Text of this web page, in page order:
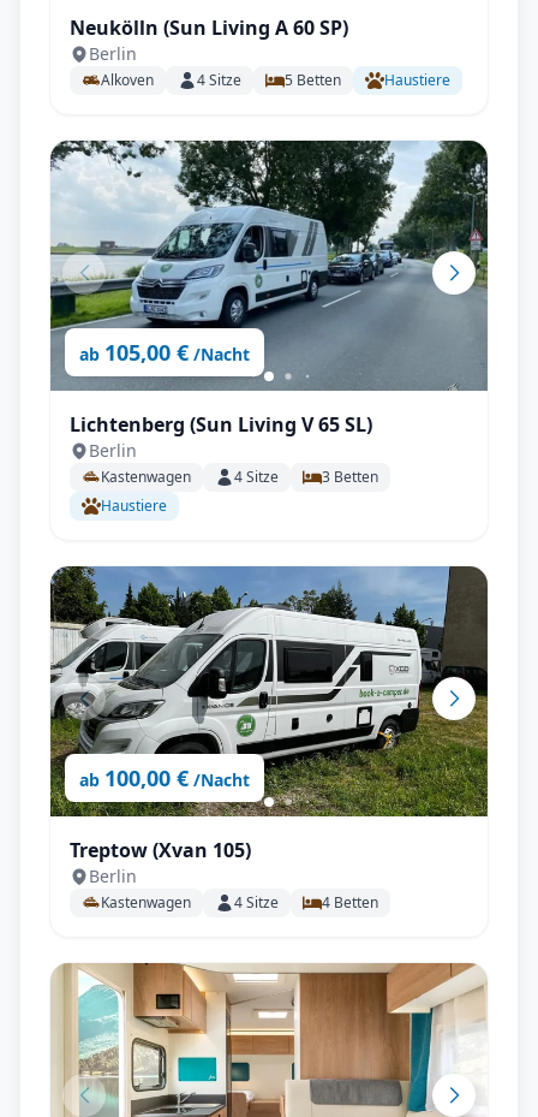
Neukölln (Sun Living A 60 SP)
Berlin
Alkoven 4Sitze 5 Betten Haustiere
ab 105,00 € /Nacht
Lichtenberg (Sun Living V 65 SL)
Berlin
Kastenwagen 4Sitze 3 Betten
Haustiere
ab 100,00 € /Nacht
Treptow (Xvan 105)
Berlin
Kastenwagen 4Sitze 4 Betten